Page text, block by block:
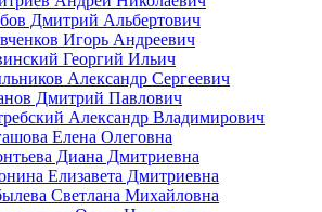
Дмитрий Альбертович
Игорь Андреевич
Георгий Ильич
Александр Сергеевич
Дмитрий Павлович
Александр Владимирович
Елена Олеговна
Диана Дмитриевна
Елизавета Дмитриевна
Светлана Михайловна